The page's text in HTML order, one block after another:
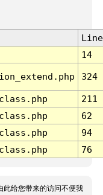
Line
14
324
211
62
94
76
此给您带来的访问不便我